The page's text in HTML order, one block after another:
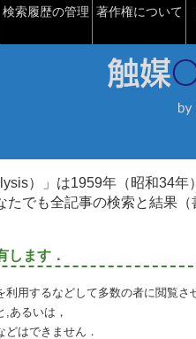
検索履歴の管理 著作権について
）」は1959年（昭和34年
たでも全記事の検索と結果
します．
利用するなどして多数の者に閲覧さ
,あるいは，
はできません．